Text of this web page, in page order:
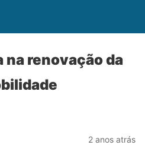
na renovação da
2 anos atrás